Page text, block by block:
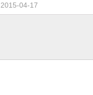
2015-04-17